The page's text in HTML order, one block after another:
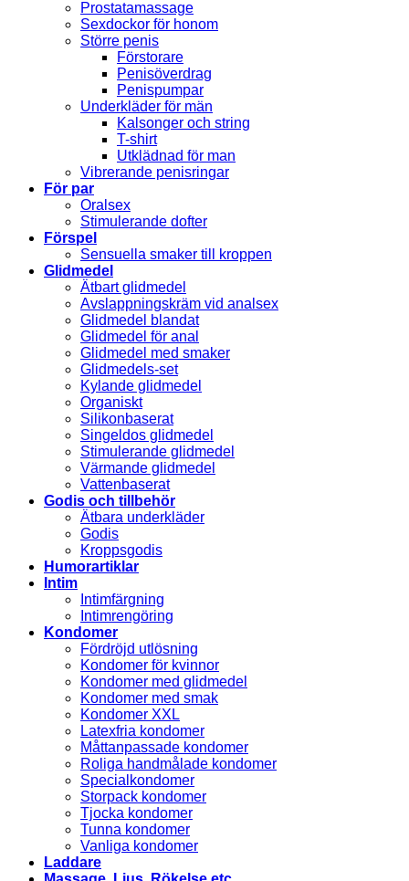
Prostatamassage
Sexdockor för honom
Större penis
Förstorare
Penisöverdrag
Penispumpar
Underkläder för män
Kalsonger och string
T-shirt
Utklädnad för man
Vibrerande penisringar
För par
Oralsex
Stimulerande dofter
Förspel
Sensuella smaker till kroppen
Glidmedel
Ätbart glidmedel
Avslappningskräm vid analsex
Glidmedel blandat
Glidmedel för anal
Glidmedel med smaker
Glidmedels-set
Kylande glidmedel
Organiskt
Silikonbaserat
Singeldos glidmedel
Stimulerande glidmedel
Värmande glidmedel
Vattenbaserat
Godis och tillbehör
Ätbara underkläder
Godis
Kroppsgodis
Humorartiklar
Intim
Intimfärgning
Intimrengöring
Kondomer
Fördröjd utlösning
Kondomer för kvinnor
Kondomer med glidmedel
Kondomer med smak
Kondomer XXL
Latexfria kondomer
Måttanpassade kondomer
Roliga handmålade kondomer
Specialkondomer
Storpack kondomer
Tjocka kondomer
Tunna kondomer
Vanliga kondomer
Laddare